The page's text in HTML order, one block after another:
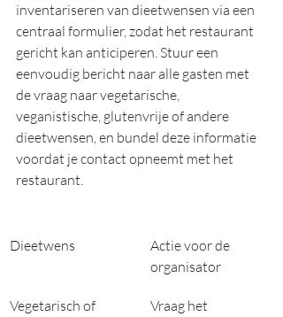
inventariseren van dieetwensen via een
centraal formulier, zodat het restaurant
gericht kan anticiperen. Stuur een
eenvoudig bericht naar alle gasten met
de vraag naar vegetarische,
veganistische, glutenvrije of andere
dieetwensen, en bundel deze informatie
voordat je contact opneemt met het
restaurant.
Dieetwens
Actie voor de
organisator
Vegetarisch of
Vraag het